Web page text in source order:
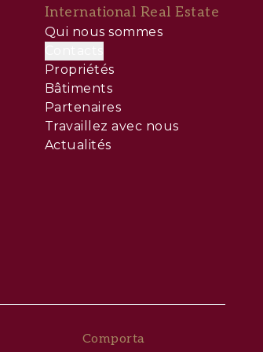
International Real Estate
Qui nous sommes
Propriétés
Bâtiments
Partenaires
Travaillez avec nous
Actualités
Comporta